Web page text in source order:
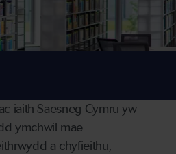
iaith Saesneg Cymru yw
ymchwil mae
a chyfieithu,